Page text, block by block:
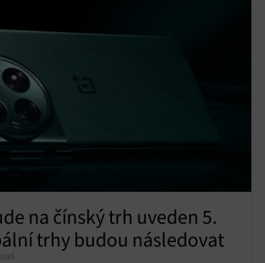
na čínský trh uveden 5.
trhy budou následovat